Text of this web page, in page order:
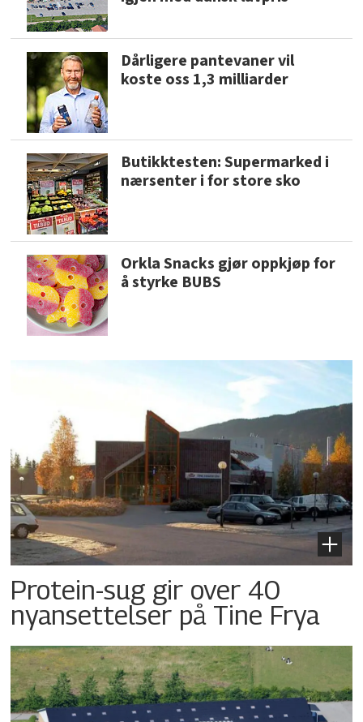
Dårligere pantevaner vil
koste oss 1,3 milliarder
Butikktesten: Supermarked i
nærsenter i for store sko
Orkla Snacks gjør oppkjøp for
å styrke BUBS
Protein-sug gir over 40
nyansettelser på Tine Frya